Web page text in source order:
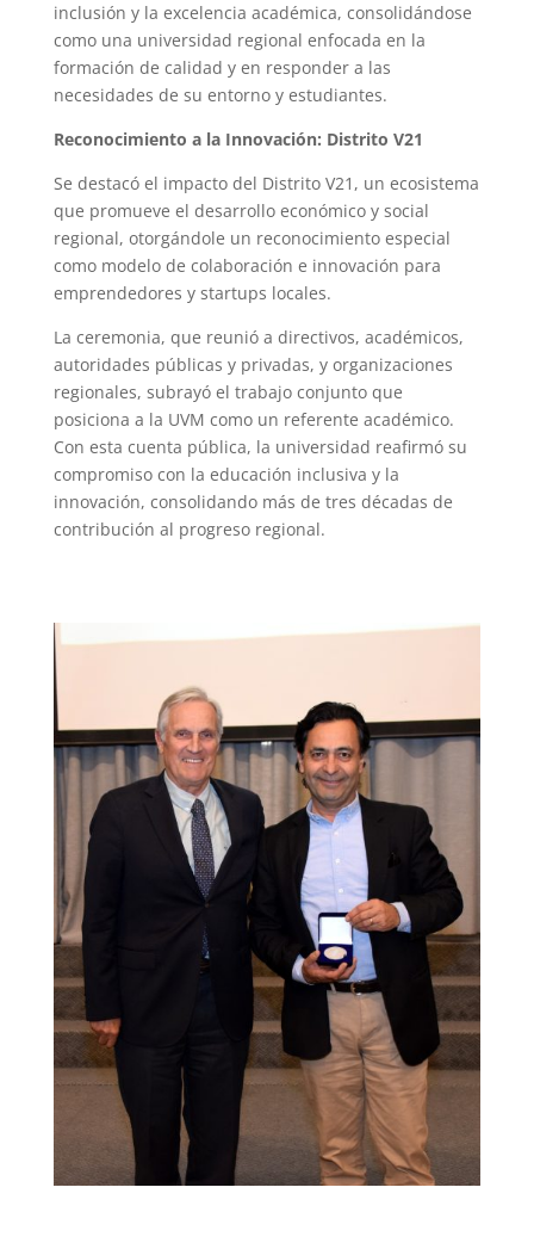
inclusión y la excelencia académica, consolidándose
como una universidad regional enfocada en la
formación de calidad y en responder a las
necesidades de su entorno y estudiantes.
Reconocimiento a la Innovación: Distrito V21
Se destacó el impacto del Distrito V21, un ecosistema
que promueve el desarrollo económico y social
regional, otorgándole un reconocimiento especial
como modelo de colaboración e innovación para
emprendedores y startups locales.
La ceremonia, que reunió a directivos, académicos,
autoridades públicas y privadas, y organizaciones
regionales, subrayó el trabajo conjunto que
posiciona a la UVM como un referente académico.
Con esta cuenta pública, la universidad reafirmó su
compromiso con la educación inclusiva y la
innovación, consolidando más de tres décadas de
contribución al progreso regional.